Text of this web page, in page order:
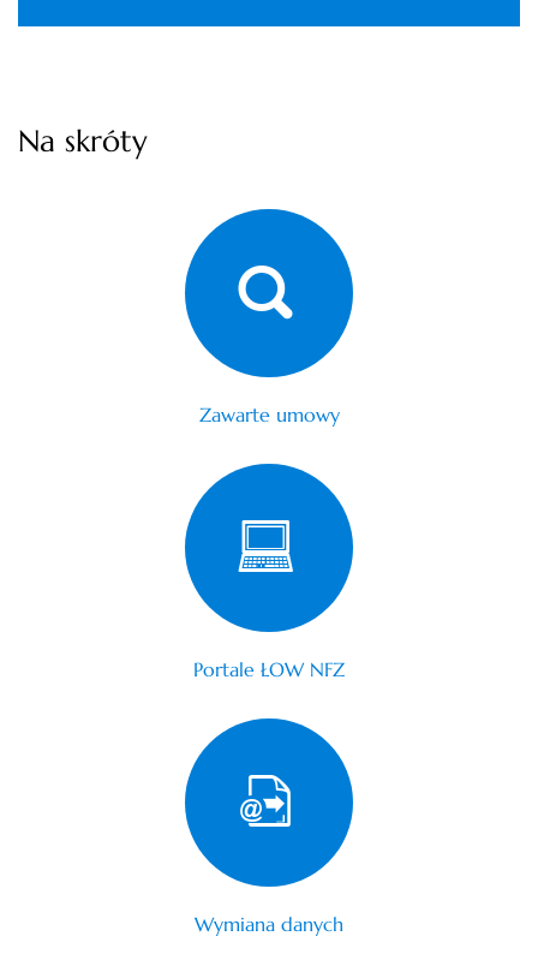
Na skróty
Zawarte umowy
Portale ŁOW NFZ
Wymiana danych